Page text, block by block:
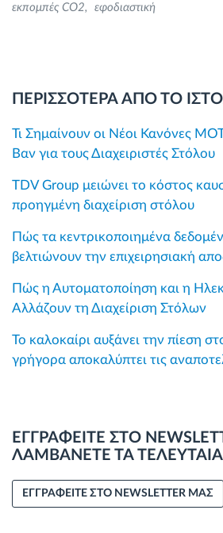
εκπομπές CO2
εφοδιαστική
ΠΕΡΙΣΣΟΤΕΡΑ ΑΠΟ ΤΟ
Τι Σημαίνουν οι Νέοι Κανόνες
Βαν για τους Διαχειριστές Στόλου
TDV Group μειώνει το κόστος
προηγμένη διαχείριση στόλου
Πώς τα κεντρικοποιημένα
βελτιώνουν την επιχειρησιακή
Πώς η Αυτοματοποίηση και η
Αλλάζουν τη Διαχείριση Στόλων
Το καλοκαίρι αυξάνει την πίεση
γρήγορα αποκαλύπτει τις
ΕΓΓΡΑΦΕΙΤΕ ΣΤΟ
ΛΑΜΒΑΝΕΤΕ ΤΑ
ΕΓΓΡΑΦΕΙΤΕ ΣΤΟ NEWSLETTER ΜΑΣ